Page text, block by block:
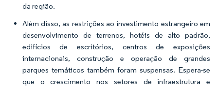
da região.
Além disso, as restrições ao investimento estrangeiro em
desenvolvimento de terrenos, hotéis de alto padrão,
edifícios de escritórios, centros de exposições
internacionais, construção e operação de grandes
parques temáticos também foram suspensas. Espera-se
que o crescimento nos setores de infraestrutura e